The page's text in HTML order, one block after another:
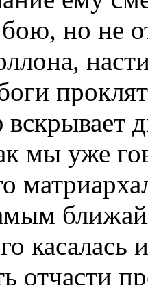
но не
мы уже
касалась
отчасти